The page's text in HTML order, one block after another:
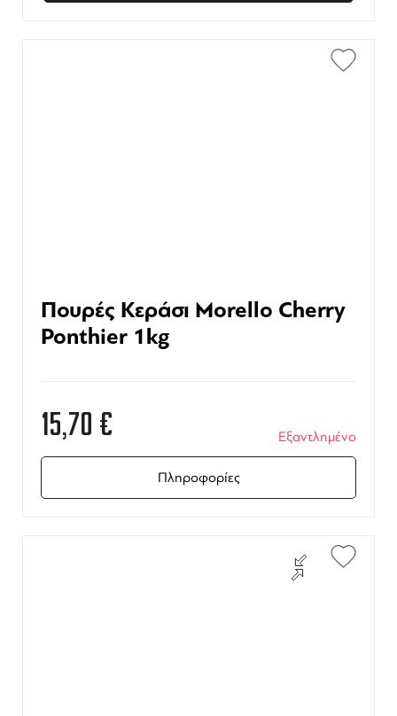
Πουρές Κεράσι Morello Cherry
Ponthier 1kg
15,70 € Εξαντλημένο
Πληροφορίες